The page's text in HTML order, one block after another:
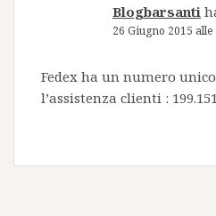
Blogbarsanti
26 Giugno 2015 alle
Fedex ha un numero
l’assistenza clienti :